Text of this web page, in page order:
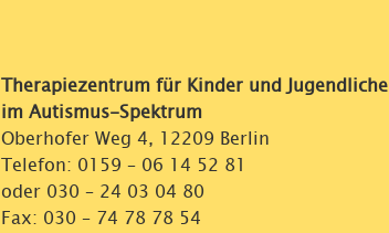
Therapiezentrum für Kinder und Jugendliche
im Autismus-Spektrum
Oberhofer Weg 4, 12209 Berlin
Telefon: 0159 – 06 14 52 81
oder 030 – 24 03 04 80
Fax: 030 – 74 78 78 54